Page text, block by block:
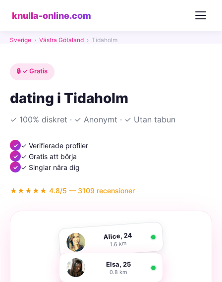
knulla-online.com
Sverige › Västra Götaland › Tidaholm
🔒 ✓ Gratis
dating i Tidaholm
✓ 100% diskret · ✓ Anonymt · ✓ Utan tabun
✓ Verifierade profiler
✓ Gratis att börja
✓ Singlar nära dig
★★★★★ 4.8/5 — 3109 recensioner
Alice, 24
1.6 km
Elsa, 25
0.8 km